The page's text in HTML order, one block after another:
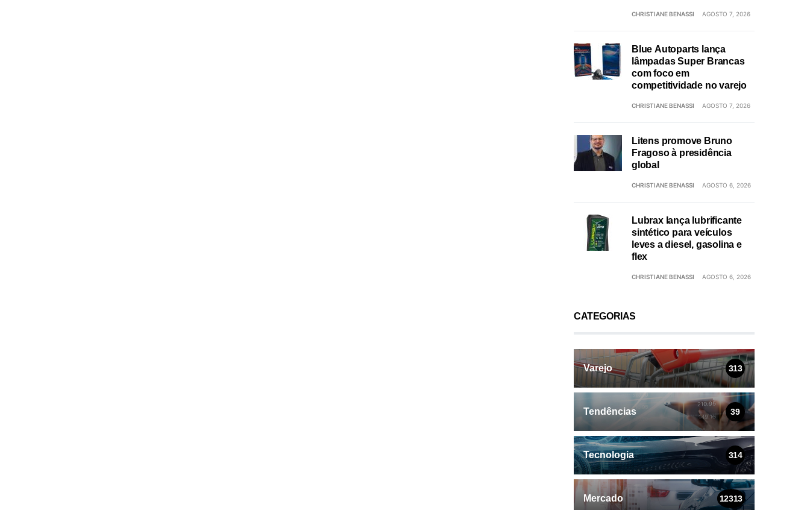
CHRISTIANE BENASSI AGOSTO 7, 2026
Blue Autoparts lança
lâmpadas Super Brancas
com foco em
competitividade no varejo
CHRISTIANE BENASSI AGOSTO 7, 2026
Litens promove Bruno
Fragoso à presidência
global
CHRISTIANE BENASSI AGOSTO 6, 2026
Lubrax lança lubrificante
sintético para veículos
leves a diesel, gasolina e
flex
CHRISTIANE BENASSI AGOSTO 6, 2026
CATEGORIAS
Varejo 313
Tendências 39
Tecnologia 314
Mercado 12313